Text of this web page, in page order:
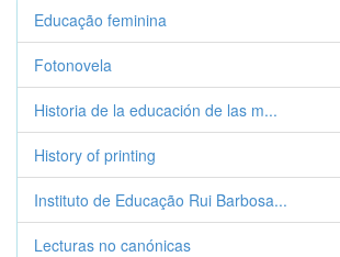
Educação feminina
Fotonovela
Historia de la educación de las m...
History of printing
Instituto de Educação Rui Barbosa...
Lecturas no canónicas